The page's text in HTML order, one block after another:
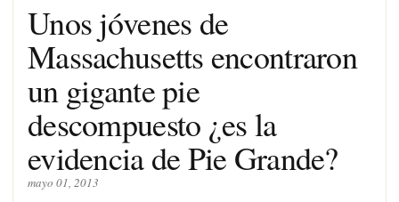
Unos jóvenes de
Massachusetts encontraron
un gigante pie
descompuesto ¿es la
evidencia de Pie Grande?
mayo 01, 2013